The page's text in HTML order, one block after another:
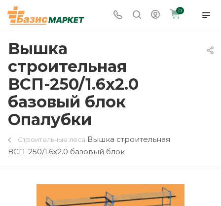
0
Вышка
строительная
ВСП-250/1.6х2.0
базовый блок
Опалубки
Строительные леса Вышка строительная
ВСП-250/1.6х2.0 базовый блок